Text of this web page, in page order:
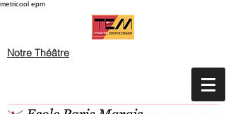
metricool epm
Notre Théâtre